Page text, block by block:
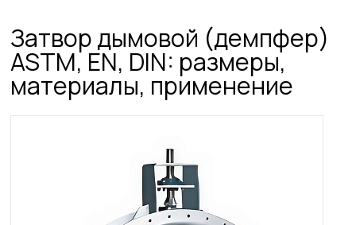
Затвор дымовой (демпфер)
ASTM, EN, DIN: размеры,
материалы, применение